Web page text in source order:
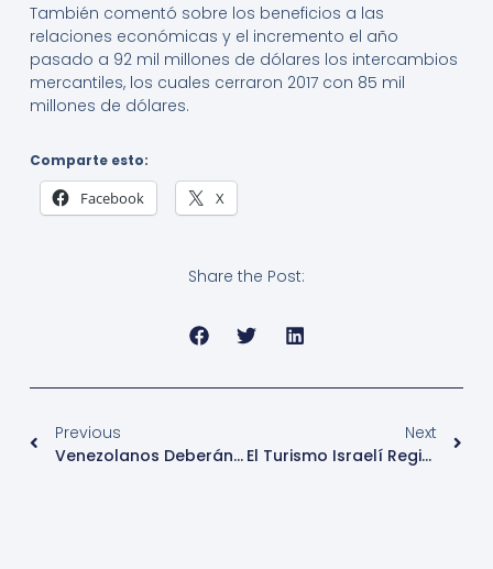
También comentó sobre los beneficios a las
relaciones económicas y el incremento el año
pasado a 92 mil millones de dólares los intercambios
mercantiles, los cuales cerraron 2017 con 85 mil
millones de dólares.
Comparte esto:
Facebook X
Share the Post:
Previous
Venezolanos Deberán Tramitar Su Visa Para Estados Unidos En La Embajada De Bogotá
Next
El Turismo Israelí Registra Más Números De Récord En Febrero 2019